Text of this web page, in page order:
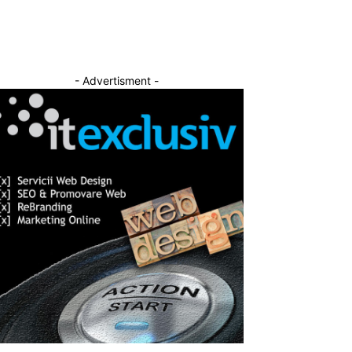
- Advertisment -